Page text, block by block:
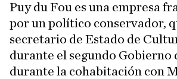
Puy du Fou es una empresa
por un político conservador,
secretario de Estado de
durante el segundo Gobierno
durante la cohabitación con